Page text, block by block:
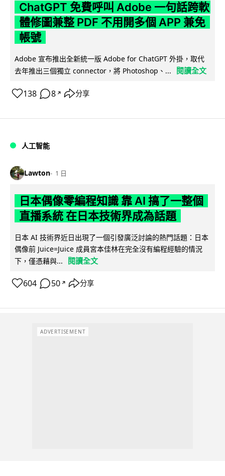
ChatGPT 免費呼叫 Adobe 一句話跨軟
體修圖兼整 PDF 不用開多個 APP 兼免
帳號
Adobe 宣布推出全新統一版 Adobe for ChatGPT 外掛，取代
去年推出三個獨立 connector，將 Photoshop、...
閱讀全文
138 8 ↗ 分享
人工智能
Lawton 1 日
日本偶像零編程知識 靠 AI 搞了一整個
直播系統 在日本技術界成為話題
日本 AI 技術界近日出現了一個引發廣泛討論的熱門話題：日本
偶像前 Juice=Juice 成員宮本佳林在完全沒有編程經驗的情況
下，僅憑藉與...
閱讀全文
604 50 ↗ 分享
ADVERTISEMENT